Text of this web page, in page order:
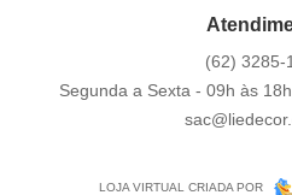
(62) 3285-
Segunda a Sexta - 09h às
LOJA VIRTUAL CRIADA POR